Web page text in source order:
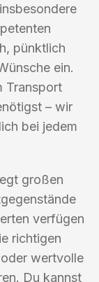
pünktlich
ein.
Transport
– wir
bei jedem
großen
verfügen
richtigen
wertvolle
Du kannst